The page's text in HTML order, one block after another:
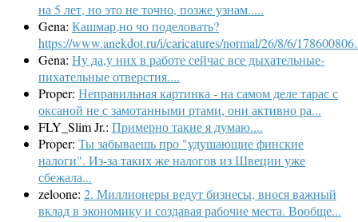
на 5 лет, но это не точно, позже узнам.....
Gena: Кашмар,но чо поделовать?
https://www.anekdot.ru/i/caricatures/normal/26/8/6/
Gena: Ну да,у них в работе сейчас все дыхательные-
пихательные отверстия....
Proper: Неправильная картинка - на самом деле тарас с
оксаной не с замотанными ртами, они активно ра...
FLY_Slim Jr.: Примерно такие я думаю....
Proper: Ты забываешь про "удушающие финские
налоги". Из-за таких же налогов из Швеции уже
сбежала...
zeloone: 2. Миллионеры ведут бизнесы, внося важный
вклад в экономику и создавая рабочие места. Вообще...